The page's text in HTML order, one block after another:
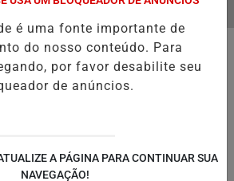
Quatro Rodas: A
Indústria
topo da diversidade
é uma fonte importante de
do nosso conteúdo. Para
por favor desabilite seu
de anúncios.
A PÁGINA PARA CONTINUAR SUA
NAVEGAÇÃO!